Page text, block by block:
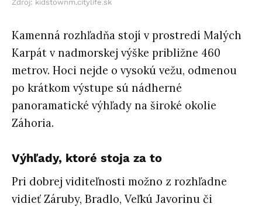
Zdroj: kidstownm.citylife.sk
Kamenná rozhľadňa stojí v prostredí Malých
Karpát v nadmorskej výške približne 460
metrov. Hoci nejde o vysokú vežu, odmenou
po krátkom výstupe sú nádherné
panoramatické výhľady na široké okolie
Záhoria.
Výhľady, ktoré stoja za to
Pri dobrej viditeľnosti možno z rozhľadne
vidieť Záruby, Bradlo, Veľkú Javorinu či